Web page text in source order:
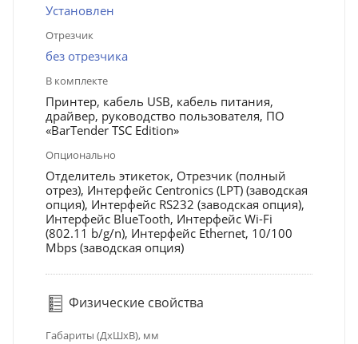
Установлен
Отрезчик
без отрезчика
В комплекте
Принтер, кабель USB, кабель питания,
драйвер, руководство пользователя, ПО
«BarTender TSC Edition»
Опционально
Отделитель этикеток, Отрезчик (полный
отрез), Интерфейс Centronics (LPT) (заводская
опция), Интерфейс RS232 (заводская опция),
Интерфейс BlueTooth, Интерфейс Wi-Fi
(802.11 b/g/n), Интерфейс Ethernet, 10/100
Mbps (заводская опция)
Физические свойства
Габариты (ДхШхВ), мм